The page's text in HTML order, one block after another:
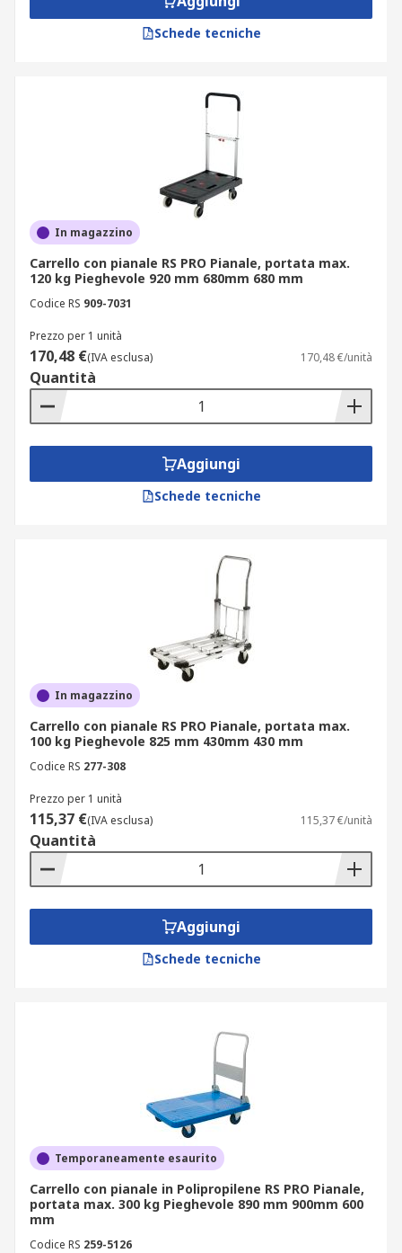
Schede tecniche
In magazzino
Carrello con pianale RS PRO Pianale, portata max.
120 kg Pieghevole 920 mm 680mm 680 mm
Codice RS 909-7031
Prezzo per 1 unità
170,48 €(IVA esclusa) 170,48 €/unità
Quantità
Aggiungi
Schede tecniche
In magazzino
Carrello con pianale RS PRO Pianale, portata max.
100 kg Pieghevole 825 mm 430mm 430 mm
Codice RS 277-308
Prezzo per 1 unità
115,37 €(IVA esclusa) 115,37 €/unità
Quantità
Aggiungi
Schede tecniche
Temporaneamente esaurito
Carrello con pianale in Polipropilene RS PRO Pianale,
portata max. 300 kg Pieghevole 890 mm 900mm 600
mm
Codice RS 259-5126